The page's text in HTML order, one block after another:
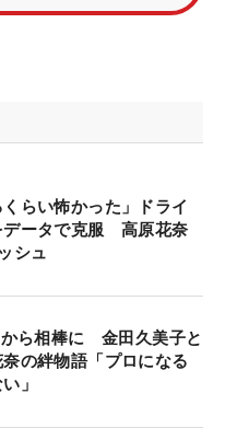
ップスで「ティイン
て、着替えをして、
す。そしてゴルフ場
す」
きです」
派？
くらい怖かった」ドライ
データで克服 高原花奈
シュ
から相棒に 金田久美子と
の絆物語「プロになる
」